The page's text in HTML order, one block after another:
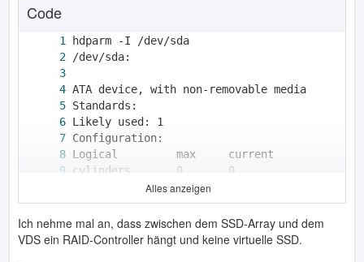
Code
Alles anzeigen
Ich nehme mal an, dass zwischen dem SSD-Array und dem
VDS ein RAID-Controller hängt und keine virtuelle SSD.